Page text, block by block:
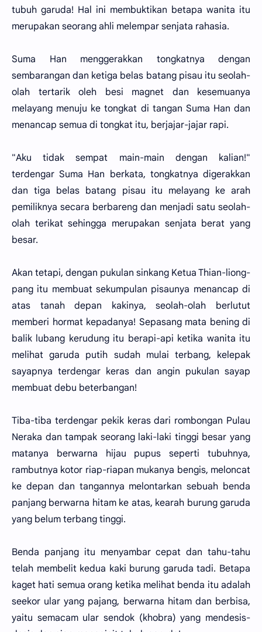
tubuh garuda! Hal ini membuktikan betapa wanita itu
merupakan seorang ahli melempar senjata rahasia.
Suma Han menggerakkan tongkatnya dengan
sembarangan dan ketiga belas batang pisau itu seolah-
olah tertarik oleh besi magnet dan kesemuanya
melayang menuju ke tongkat di tangan Suma Han dan
menancap semua di tongkat itu, berjajar-jajar rapi.
"Aku tidak sempat main-main dengan kalian!"
terdengar Suma Han berkata, tongkatnya digerakkan
dan tiga belas batang pisau itu melayang ke arah
pemiliknya secara berbareng dan menjadi satu seolah-
olah terikat sehingga merupakan senjata berat yang
besar.
Akan tetapi, dengan pukulan sinkang Ketua Thian-liong-
pang itu membuat sekumpulan pisaunya menancap di
atas tanah depan kakinya, seolah-olah berlutut
memberi hormat kepadanya! Sepasang mata bening di
balik lubang kerudung itu berapi-api ketika wanita itu
melihat garuda putih sudah mulai terbang, kelepak
sayapnya terdengar keras dan angin pukulan sayap
membuat debu beterbangan!
Tiba-tiba terdengar pekik keras dari rombongan Pulau
Neraka dan tampak seorang laki-laki tinggi besar yang
matanya berwarna hijau pupus seperti tubuhnya,
rambutnya kotor riap-riapan mukanya bengis, meloncat
ke depan dan tangannya melontarkan sebuah benda
panjang berwarna hitam ke atas, kearah burung garuda
yang belum terbang tinggi.
Benda panjang itu menyambar cepat dan tahu-tahu
telah membelit kedua kaki burung garuda tadi. Betapa
kaget hati semua orang ketika melihat benda itu adalah
seekor ular yang pajang, berwarna hitam dan berbisa,
yaitu semacam ular sendok (khobra) yang mendesis-